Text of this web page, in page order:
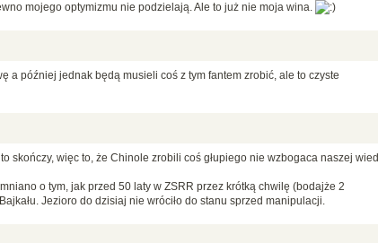
mojego optymizmu nie podzielają. Ale to już nie moja wina.
a później jednak będą musieli coś z tym fantem zrobić, ale to czyste
skończy, więc to, że Chinole zrobili coś głupiego nie wzbogaca naszej
o tym, jak przed 50 laty w ZSRR przez krótką chwilę (bodajże 2
Jezioro do dzisiaj nie wróciło do stanu sprzed manipulacji.